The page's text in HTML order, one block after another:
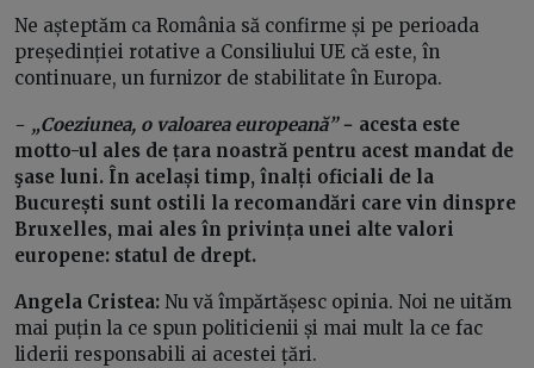
Ne așteptăm ca România să confirme și pe perioada
președinției rotative a Consiliului UE că este, în
continuare, un furnizor de stabilitate în Europa.
− „Coeziunea, o valoarea europeană”− acesta este
motto-ul ales de țara noastră pentru acest mandat de
şase luni. În același timp, înalți oficiali de la
București sunt ostili la recomandări care vin dinspre
Bruxelles, mai ales în privința unei alte valori
europene: statul de drept.
Angela Cristea: Nu vă împărtășesc opinia. Noi ne uităm
mai puțin la ce spun politicienii și mai mult la ce fac
liderii responsabili ai acestei țări.